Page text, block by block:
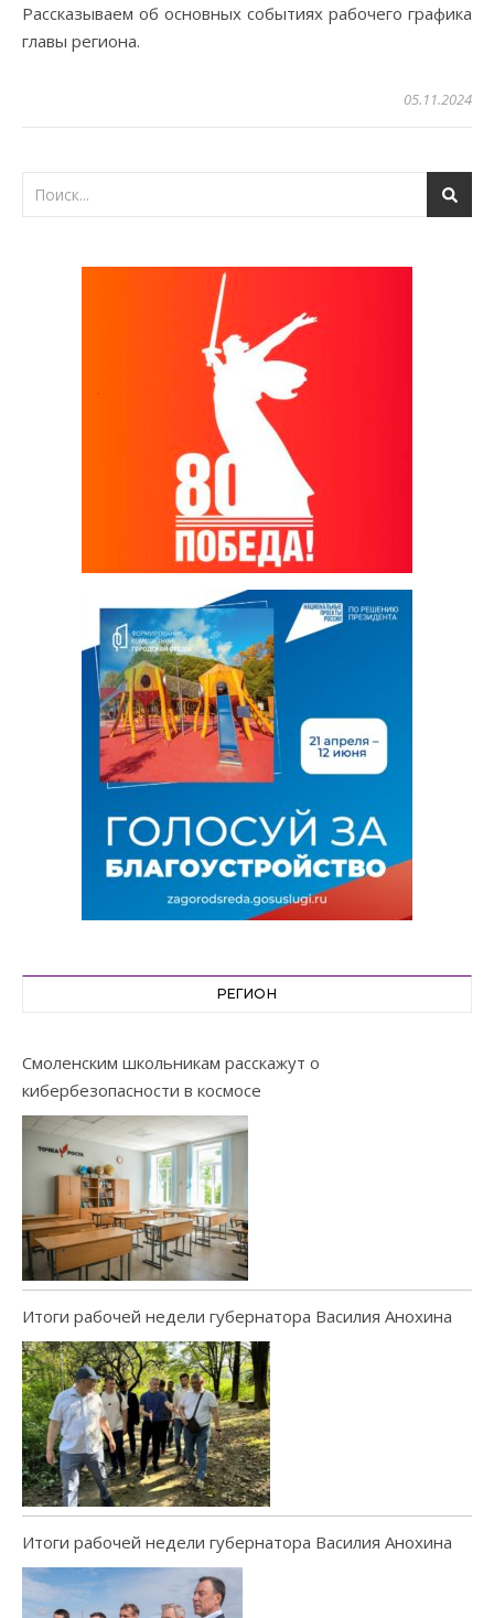
Рассказываем об основных событиях рабочего графика
главы региона.
05.11.2024
РЕГИОН
Смоленским школьникам расскажут о
кибербезопасности в космосе
Итоги рабочей недели губернатора Василия Анохина
Итоги рабочей недели губернатора Василия Анохина